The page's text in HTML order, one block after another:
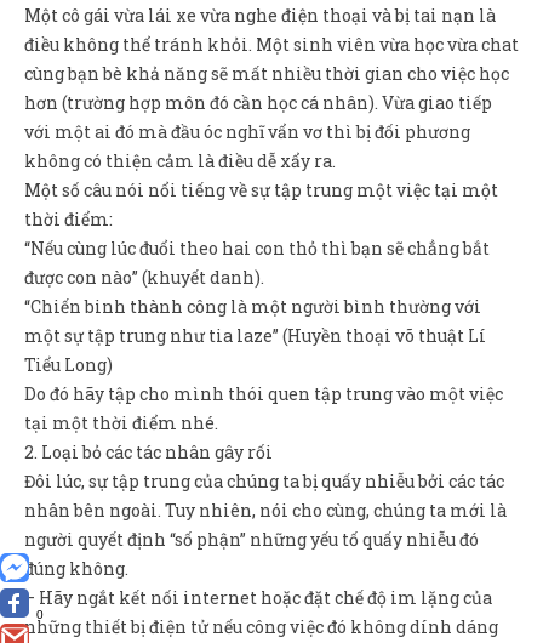
0
Một cô gái vừa lái xe vừa nghe điện thoại và bị tai nạn là
điều không thể tránh khỏi. Một sinh viên vừa học vừa chat
cùng bạn bè khả năng sẽ mất nhiều thời gian cho việc học
hơn (trường hợp môn đó cần học cá nhân). Vừa giao tiếp
với một ai đó mà đầu óc nghĩ vẩn vơ thì bị đối phương
không có thiện cảm là điều dễ xẩy ra.
Một số câu nói nổi tiếng về sự tập trung một việc tại một
thời điểm:
“Nếu cùng lúc đuổi theo hai con thỏ thì bạn sẽ chẳng bắt
được con nào” (khuyết danh).
“Chiến binh thành công là một người bình thường với
một sự tập trung như tia laze” (Huyền thoại võ thuật Lí
Tiểu Long)
Do đó hãy tập cho mình thói quen tập trung vào một việc
tại một thời điểm nhé.
2. Loại bỏ các tác nhân gây rối
Đôi lúc, sự tập trung của chúng ta bị quấy nhiễu bởi các tác
nhân bên ngoài. Tuy nhiên, nói cho cùng, chúng ta mới là
người quyết định “số phận” những yếu tố quấy nhiễu đó
đúng không.
– Hãy ngắt kết nối internet hoặc đặt chế độ im lặng của
những thiết bị điện tử nếu công việc đó không dính dáng